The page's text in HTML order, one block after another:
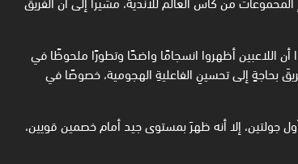
اللاعبين أظهروا انسجامًا واضحًا وتطورًا ملحوظًا في
بحاجةٍ إلى تحسينِ الفاعليةِ الهجومية، خصوصًا في
جولتين، إلا أنه ظهرَ بمستوى جيد أمام خصمين قويين،